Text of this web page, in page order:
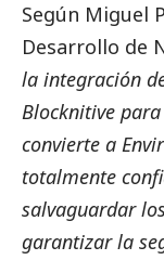
Según Miguel
Desarrollo de
la integración
Blocknitive
convierte a
totalmente
salvaguardar
garantizar la